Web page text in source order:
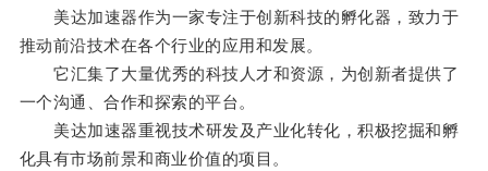
美达加速器作为一家专注于创新科技的孵化器，致力于
推动前沿技术在各个行业的应用和发展。
它汇集了大量优秀的科技人才和资源，为创新者提供了
一个沟通、合作和探索的平台。
美达加速器重视技术研发及产业化转化，积极挖掘和孵
化具有市场前景和商业价值的项目。